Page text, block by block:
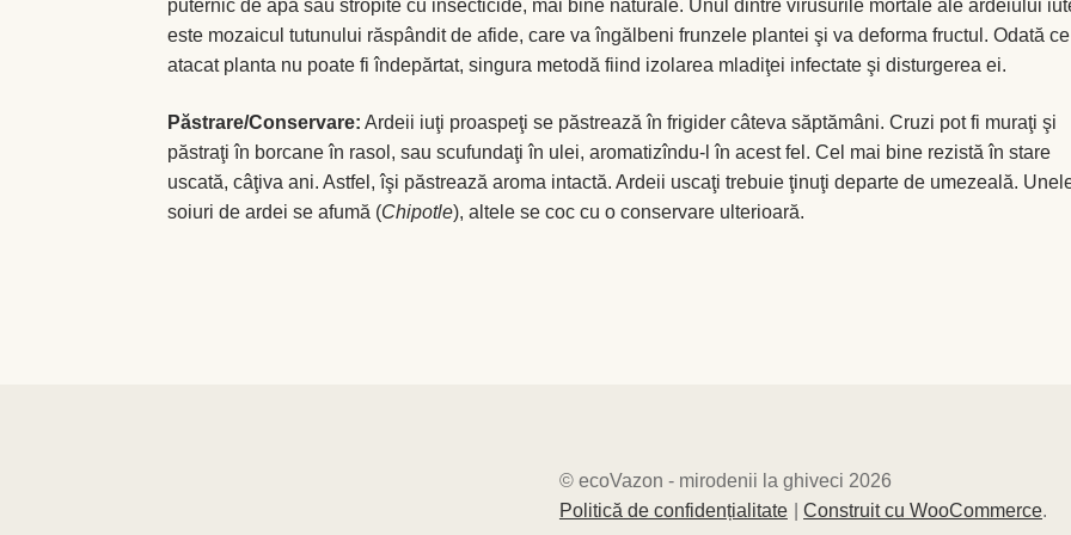
puternic de apă sau stropite cu insecticide, mai bine naturale. Unul dintre virusurile mortale ale ardeiului
este mozaicul tutunului răspândit de afide, care va îngălbeni frunzele plantei şi va deforma fructul. Odată
atacat planta nu poate fi îndepărtat, singura metodă fiind izolarea mladiţei infectate şi disturgerea ei.
Păstrare/Conservare: Ardeii iuţi proaspeţi se păstrează în frigider câteva săptămâni. Cruzi pot fi muraţi şi
păstraţi în borcane în rasol, sau scufundaţi în ulei, aromatizîndu-l în acest fel. Cel mai bine rezistă în stare
uscată, câţiva ani. Astfel, îşi păstrează aroma intactă. Ardeii uscaţi trebuie ţinuţi departe de umezeală.
soiuri de ardei se afumă (Chipotle), altele se coc cu o conservare ulterioară.
© ecoVazon - mirodenii la ghiveci 2026
Politică de confidențialitate
Construit cu WooCommerce.